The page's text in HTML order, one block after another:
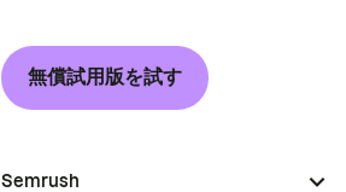
無償試用版を試す
Semrush